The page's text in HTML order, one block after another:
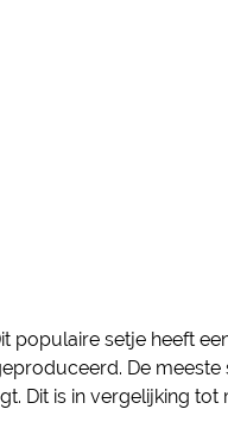
populaire setje heeft
De meeste
Dit is in vergelijking tot